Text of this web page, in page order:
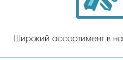
Широкий ассортимент в